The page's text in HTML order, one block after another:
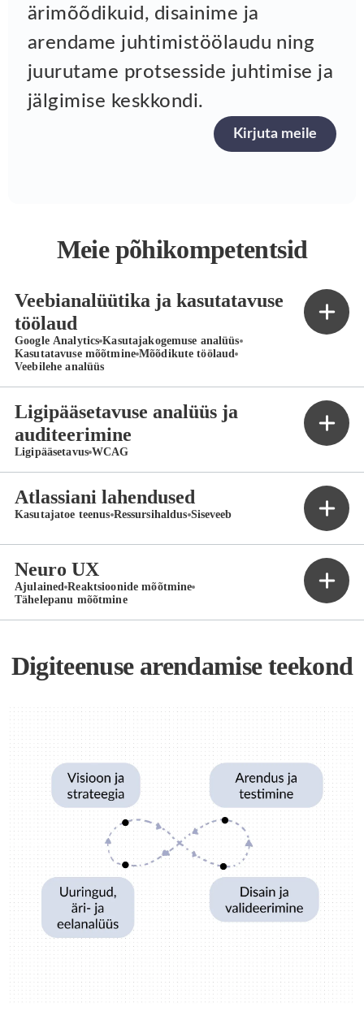
ärimõõdikuid, disainime ja
arendame juhtimistöölaudu ning
juurutame protsesside juhtimise ja
jälgimise keskkondi.
Kirjuta meile
Meie põhikompetentsid
Veebianalüütika ja kasutatavuse
töölaud
Google Analytics Kasutajakogemuse analüüs
Kasutatavuse mõõtmine Mõõdikute töölaud
Veebilehe analüüs
Ligipääsetavuse analüüs ja
auditeerimine
Ligipääsetavus WCAG
Atlassiani lahendused
Kasutajatoe teenus Ressursihaldus Siseveeb
Neuro UX
Ajulained Reaktsioonide mõõtmine
Tähelepanu mõõtmine
Digiteenuse arendamise teekond